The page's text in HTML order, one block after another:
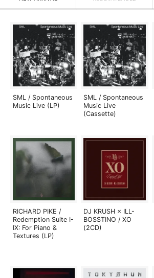
SML / Spontaneous
Music Live (LP)
SML / Spontaneous
Music Live
(Cassette)
RICHARD PIKE /
Redemption Suite I-
IX: For Piano &
Textures (LP)
DJ KRUSH × ILL-
BOSSTINO / XO
(2CD)